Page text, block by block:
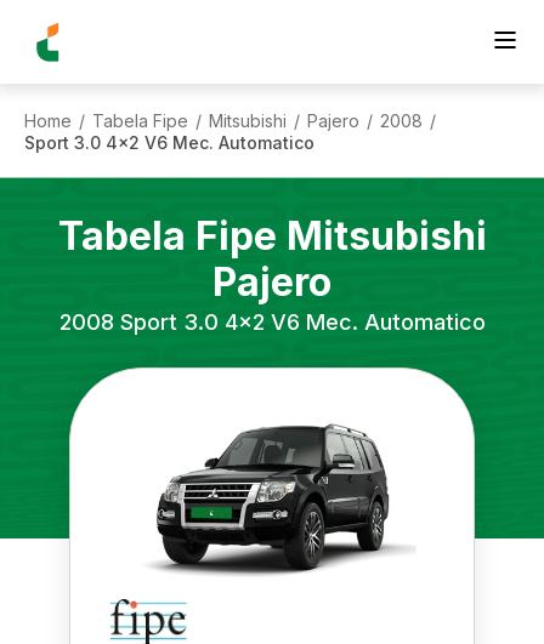
Home / Tabela Fipe / Mitsubishi / Pajero / 2008 /
Sport 3.0 4x2 V6 Mec. Automatico
Tabela Fipe Mitsubishi
Pajero
2008 Sport 3.0 4x2 V6 Mec. Automatico